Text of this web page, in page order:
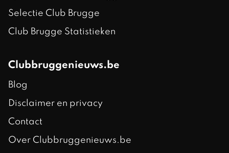
Selectie Club Brugge
Club Brugge Statistieken
Clubbruggenieuws.be
Blog
Disclaimer en privacy
Contact
Over Clubbruggenieuws.be